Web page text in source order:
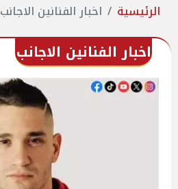
الرئيسية اخبار الفنانين الاجانب
اخبار الفنانين الاجانب